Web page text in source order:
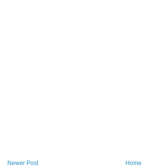
Newer Post Home